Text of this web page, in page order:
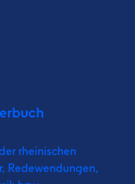
rheinischen
Redewendungen,